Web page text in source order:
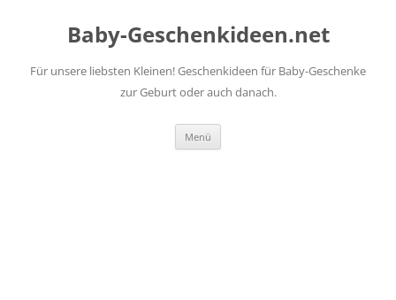
springenBaby-Geschenkideen.net
Für unsere liebsten Kleinen! Geschenkideen für Baby-Geschenke
zur Geburt oder auch danach.
Menü